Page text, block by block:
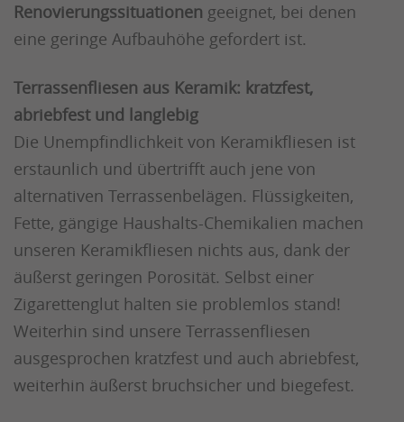
Renovierungssituationen geeignet, bei denen
eine geringe Aufbauhöhe gefordert ist.
Terrassenfliesen aus Keramik: kratzfest,
abriebfest und langlebig
Die Unempfindlichkeit von Keramikfliesen ist
erstaunlich und übertrifft auch jene von
alternativen Terrassenbelägen. Flüssigkeiten,
Fette, gängige Haushalts-Chemikalien machen
unseren Keramikfliesen nichts aus, dank der
äußerst geringen Porosität. Selbst einer
Zigarettenglut halten sie problemlos stand!
Weiterhin sind unsere Terrassenfliesen
ausgesprochen kratzfest und auch abriebfest,
weiterhin äußerst bruchsicher und biegefest.